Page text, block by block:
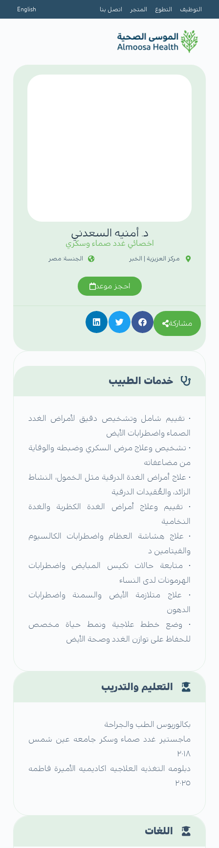
التوظيف التطوع المتجر اتصل بنا English
د. أمنيه السعدني
اخصائي غدد صماء وسكري
مركز العزيزية | الخبر الجنسة: مصر
احجز موعد
مشاركة
خدمات الطبيب
• تقييم شامل وتشخيص دقيق لأمراض الغدد
الصماء واضطرابات الأيض
• تشخيص وعلاج مرض السكري وضبطه والوقاية
من مضاعفاته
• علاج أمراض الغدة الدرقية مثل الخمول، النشاط
الزائد، والعُقيدات الدرقية
• تقييم وعلاج أمراض الغدة الكظرية والغدة
النخامية
• علاج هشاشة العظام واضطرابات الكالسيوم
والفيتامين د
• متابعة حالات تكيس المبايض واضطرابات
الهرمونات لدى النساء
• علاج متلازمة الأيض والسمنة واضطرابات
الدهون
• وضع خطط علاجية ونمط حياة مخصص
للحفاظ على توازن الغدد وصحة الأيض
التعليم والتدريب
بكالوريوس الطب والجراحة
ماجستير غدد صماء وسكر جامعه عين شمس
٢٠١٨
دبلومه التغذيه العلاجيه اكاديميه الأميرة فاطمه
٢٠٢٥
اللغات